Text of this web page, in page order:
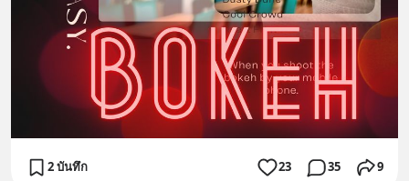
2 บันทึก 23 35 9